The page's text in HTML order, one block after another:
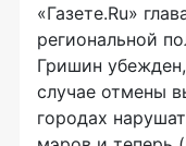
«Газете.Ru»
региональной
Гришин
случае отмены
городах